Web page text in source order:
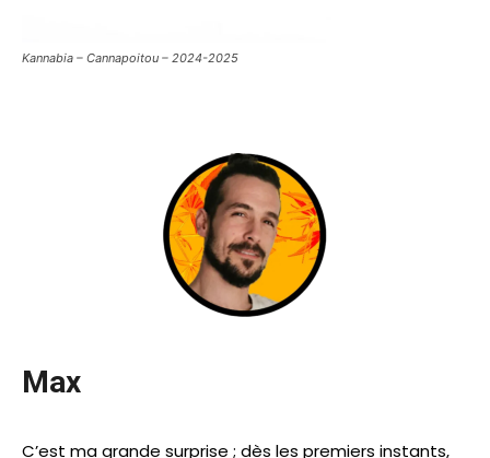
Kannabia – Cannapoitou – 2024-2025
Max
C’est ma grande surprise ; dès les premiers instants,